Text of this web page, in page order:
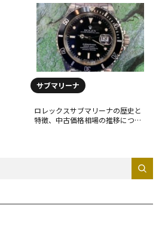
サブマリーナ
ロレックスサブマリーナの歴史と
特徴、中古価格相場の推移につい